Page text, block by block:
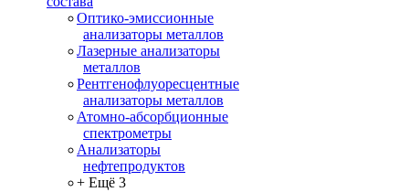
Оптико-эмиссионные
анализаторы металлов
Лазерные анализаторы
металлов
Рентгенофлуоресцентные
анализаторы металлов
Атомно-абсорбционные
спектрометры
Анализаторы
нефтепродуктов
+ Ещё 3